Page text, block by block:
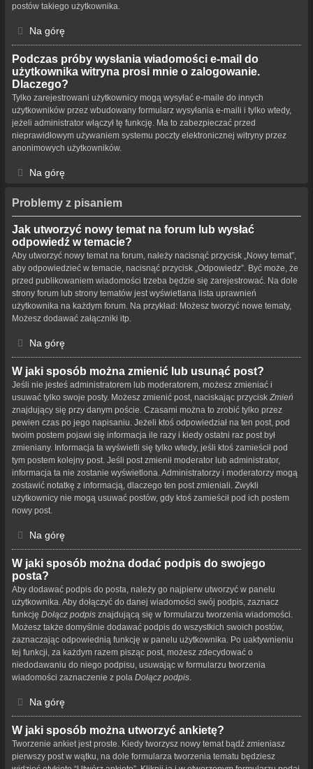
postów takiego użytkownika.
Na górę
Podczas próby wysłania wiadomości e-mail do
użytkownika witryna prosi mnie o zalogowanie.
Dlaczego?
Tylko zarejestrowani użytkownicy mogą wysyłać e-maile do innych
użytkowników przez wbudowany formularz wysyłania e-maili i tylko wtedy,
jeżeli administrator włączył tę funkcję. Ma to zabezpieczać przed
nieprawidłowym używaniem systemu poczty elektronicznej witryny przez
anonimowych użytkowników.
Na górę
Problemy z pisaniem
Jak utworzyć nowy temat na forum lub wysłać
odpowiedź w temacie?
Aby utworzyć nowy temat na forum, należy nacisnąć przycisk „Nowy temat”,
aby odpowiedzieć w temacie, nacisnąć przycisk „Odpowiedz”. Być może, że
przed publikowaniem wiadomości trzeba będzie się zarejestrować. Na dole
strony forum lub strony tematów jest wyświetlana lista uprawnień
użytkownika na każdym forum. Na przykład: Możesz tworzyć nowe tematy,
Możesz dodawać załączniki itp.
Na górę
W jaki sposób można zmienić lub usunąć post?
Jeśli nie jesteś administratorem lub moderatorem, możesz zmieniać i
usuwać tylko swoje posty. Możesz zmienić post, naciskając przycisk Zmień
znajdujący się przy danym poście. Czasami można to zrobić tylko przez
pewien czas po jego napisaniu. Jeżeli ktoś odpowiedział na ten post, pod
twoim postem pojawi się informacja ile razy i kiedy ostatni raz post był
zmieniany. Informacja ta wyświetli się tylko wtedy, jeśli ktoś zamieścił pod
tym postem kolejny post. Jeśli post zmienił moderator lub administrator,
informacja ta nie zostanie wyświetlona. Administratorzy i moderatorzy mogą
zostawić notatkę z informacją, dlaczego ten post zmieniali. Zwykli
użytkownicy nie mogą usuwać postów, gdy ktoś zamieścił pod ich postem
nowy post.
Na górę
W jaki sposób można dodać podpis do swojego
posta?
Aby dodawać podpis do posta, należy go najpierw utworzyć w panelu
użytkownika. Aby dołączyć do danej wiadomości swój podpis, zaznacz
funkcję Dołącz podpis znajdującą się w formularzu tworzenia wiadomości.
Możesz także domyślnie dodawać podpis do wszystkich swoich postów,
zaznaczając odpowiednią funkcję w panelu użytkownika. Po uaktywnieniu
tej funkcji, za każdym razem pisząc post, możesz zdecydować o
niedodawaniu do niego podpisu, usuwając w formularzu tworzenia
wiadomości zaznaczenie z pola Dołącz podpis
Na górę
W jaki sposób można utworzyć ankietę?
Tworzenie ankiet jest proste. Kiedy tworzysz nowy temat bądź zmieniasz
pierwszy post w wątku, na dole formularza tworzenia tematu będziesz